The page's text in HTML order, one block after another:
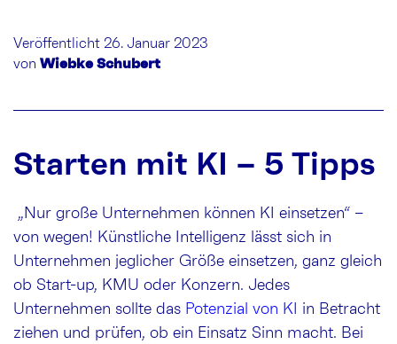
Veröffentlicht 26. Januar 2023
von Wiebke Schubert
Starten mit KI – 5 Tipps
„Nur große Unternehmen können KI einsetzen“ –
von wegen! Künstliche Intelligenz lässt sich in
Unternehmen jeglicher Größe einsetzen, ganz gleich
ob Start-up, KMU oder Konzern. Jedes
Unternehmen sollte das Potenzial von KI
in Betracht
ziehen und prüfen, ob ein Einsatz Sinn macht. Bei